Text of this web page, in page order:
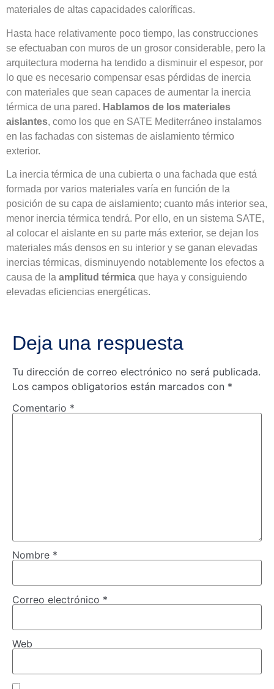
materiales de altas capacidades caloríficas.
Hasta hace relativamente poco tiempo, las construcciones
se efectuaban con muros de un grosor considerable, pero la
arquitectura moderna ha tendido a disminuir el espesor, por
lo que es necesario compensar esas pérdidas de inercia
con materiales que sean capaces de aumentar la inercia
térmica de una pared. Hablamos de los materiales
aislantes, como los que en SATE Mediterráneo instalamos
en las fachadas con sistemas de aislamiento térmico
exterior.
La inercia térmica de una cubierta o una fachada que está
formada por varios materiales varía en función de la
posición de su capa de aislamiento; cuanto más interior sea,
menor inercia térmica tendrá. Por ello, en un sistema SATE,
al colocar el aislante en su parte más exterior, se dejan los
materiales más densos en su interior y se ganan elevadas
inercias térmicas, disminuyendo notablemente los efectos a
causa de la amplitud térmica que haya y consiguiendo
elevadas eficiencias energéticas.
Deja una respuesta
Tu dirección de correo electrónico no será publicada.
Los campos obligatorios están marcados con *
Comentario *
Nombre *
Correo electrónico *
Web